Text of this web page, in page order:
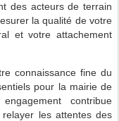
des acteurs de terrain
la qualité de votre
et votre attachement
connaissance fine du
pour la mairie de
contribue
les attentes des